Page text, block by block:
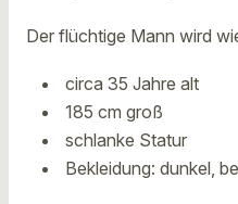
Der flüchtige Mann wird
circa 35 Jahre alt
185 cm groß
schlanke Statur
Bekleidung: dunkel,